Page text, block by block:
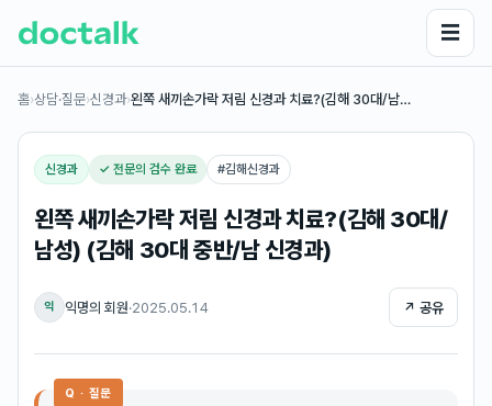
☰
홈›상담·질문›신경과›왼쪽 새끼손가락 저림 신경과 치료?(김해 30대/남…
신경과 ✓ 전문의 검수 완료 #김해신경과
왼쪽 새끼손가락 저림 신경과 치료?(김해 30대/
남성) (김해 30대 중반/남 신경과)
익 익명의 회원·2025.05.14 ↗ 공유
Q · 질문